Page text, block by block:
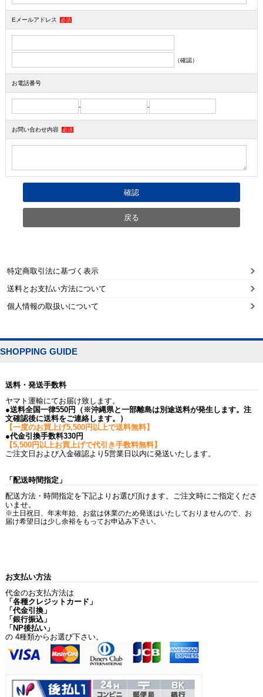
Eメールアドレス 必須
（確認）
お電話番号
- -
お問い合わせ内容 必須
特定商取引法に基づく表示
送料とお支払い方法について
個人情報の取扱いについて
SHOPPING GUIDE
送料・発送手数料
ヤマト運輸にてお届け致します。
●送料全国一律550円（※沖縄県と一部離島は別途送料が発生します。注
文確認後に送料をご連絡します。）
【一度のお買上げ5,500円以上で送料無料】
●代金引換手数料330円
【5,500円以上お買上げで代引き手数料無料】
ご注文日および入金確認より5営業日以内に発送いたします。
「配送時間指定」
配送方法・時間指定を下記よりお選び頂けます。ご注文時にご指定くださ
いませ。
※土日祝日、年末年始、お盆は休業のため発送はいたしておりませんので、お
届け希望日は少し余裕をもってお申込み下さい。
お支払い方法
代金のお支払方法は
「各種クレジットカード」
「代金引換」
「銀行振込」
「NP後払い」
の 4種類からお選び下さい。